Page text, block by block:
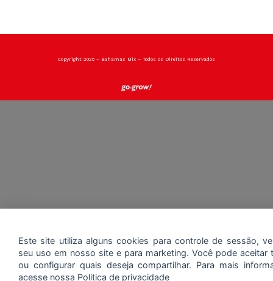
Copyright 2025 – Bahamas Mix – Todos os Direitos Reservados
Este site utiliza alguns cookies para controle de sessão,
seu uso em nosso site e para marketing. Você pode aceitar
ou configurar quais deseja compartilhar. Para mais
acesse nossa Politica de privacidade